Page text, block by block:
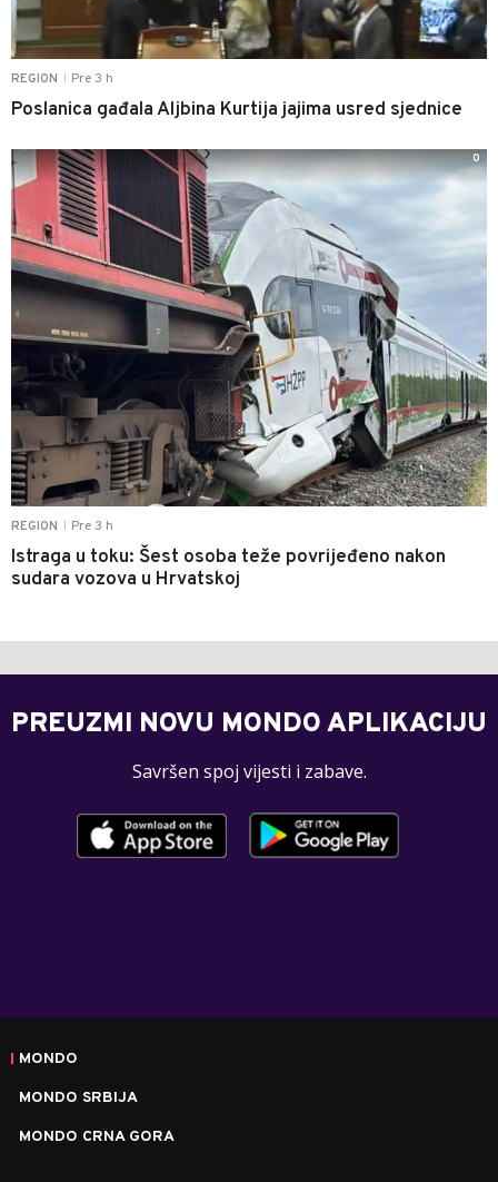
REGION Pre 3 h
Poslanica gađala Aljbina Kurtija jajima usred sjednice
REGION Pre 3 h
Istraga u toku: Šest osoba teže povrijeđeno nakon
sudara vozova u Hrvatskoj
0
PREUZMI NOVU MONDO APLIKACIJU
Savršen spoj vijesti i zabave.
MONDO
MONDO SRBIJA
MONDO CRNA GORA